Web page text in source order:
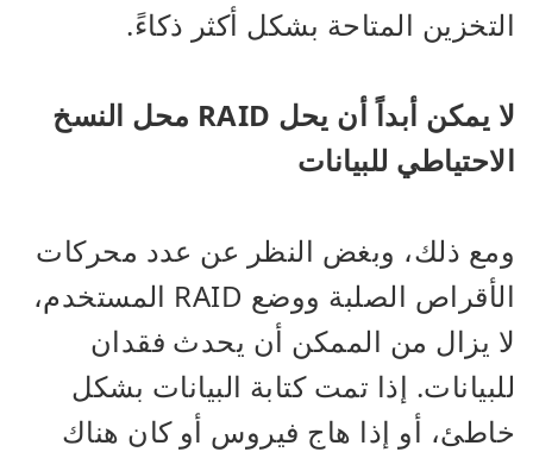
التخزين المتاحة بشكل أكثر ذكاءً.
لا يمكن أبداً أن يحل RAID محل النسخ
الاحتياطي للبيانات
ومع ذلك، وبغض النظر عن عدد محركات
الأقراص الصلبة ووضع RAID المستخدم،
لا يزال من الممكن أن يحدث فقدان
للبيانات. إذا تمت كتابة البيانات بشكل
خاطئ، أو إذا هاج فيروس أو كان هناك